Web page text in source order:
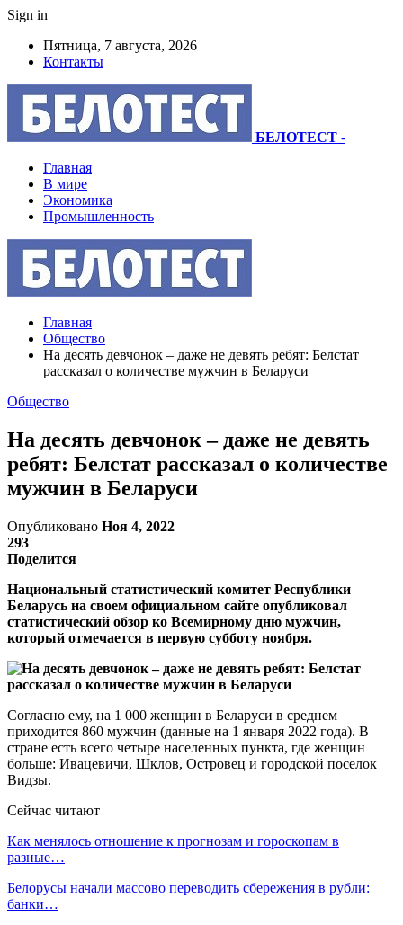
Sign in
Пятница, 7 августа, 2026
Контакты
БЕЛОТЕСТ -
Главная
В мире
Экономика
Промышленность
Главная
Общество
На десять девчонок – даже не девять ребят: Белстат
рассказал о количестве мужчин в Беларуси
Общество
На десять девчонок – даже не девять
ребят: Белстат рассказал о количестве
мужчин в Беларуси
Опубликовано Ноя 4, 2022
293
Поделится
Национальный статистический комитет Республики
Беларусь на своем официальном сайте опубликовал
статистический обзор ко Всемирному дню мужчин,
который отмечается в первую субботу ноября.
Согласно ему, на 1 000 женщин в Беларуси в среднем
приходится 860 мужчин (данные на 1 января 2022 года). В
стране есть всего четыре населенных пункта, где женщин
больше: Ивацевичи, Шклов, Островец и городской поселок
Видзы.
Сейчас читают
Как менялось отношение к прогнозам и гороскопам в
разные…
Белорусы начали массово переводить сбережения в рубли:
банки…